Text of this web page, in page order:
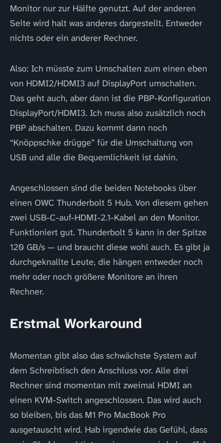
Monitor nur zur Hälfte genutzt. Auf der anderen
Seite wird halt was anderes dargestellt. Entweder
nichts oder ein anderer Rechner.
Also: Ich müsste zum Umschalten zum einen eben
von HDMI2/HDMI3 auf DisplayPort umschalten.
Das geht auch, aber dann ist die PBP-Konfiguration
DisplayPort/HDMI3. Ich muss also zusätzlich noch
PBP abschalten. Dazu kommt dann noch
“Knöppschke drügge” für die Umschaltung von
USB und alle die Bequemlichkeit ist dahin.
Angeschlossen sind die beiden Notebooks über
einen OWC Thunderbolt 5 Hub. Von diesem gehen
zwei USB-C-auf-HDMI-2.1-Kabel an den Monitor.
Funktioniert gut. Thunderbolt 5 kann in der Spitze
120 GB/s — und braucht diese wohl auch. Es gibt ja
durchgeknallte Leute, die hängen entweder noch
mehr oder noch größere Monitore an ihren
Rechner.
Erstmal Workaround
Momentan gibt also das schwächste System auf
dem Schreibtisch den Anschluss vor. Alle drei
Rechner sind momentan mit zweimal HDMI an
einen KVM-Switch angeschlossen. Das wird auch
so bleiben, bis das M1 Pro MacBook Pro
ausgetauscht wird. Hab irgendwie das Gefühl, dass